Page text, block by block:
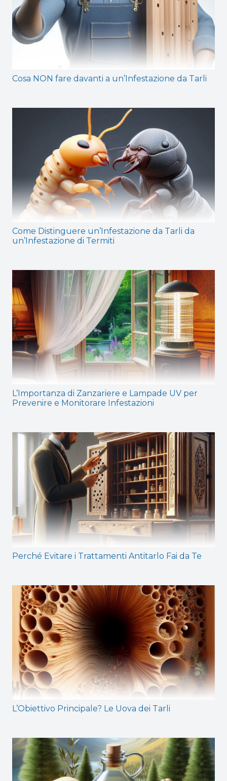
Cosa NON fare davanti a un’Infestazione da Tarli
Come Distinguere un’Infestazione da Tarli da
un’Infestazione di Termiti
L’Importanza di Zanzariere e Lampade UV per
Prevenire e Monitorare Infestazioni
Perché Evitare i Trattamenti Antitarlo Fai da Te
L’Obiettivo Principale? Le Uova dei Tarli